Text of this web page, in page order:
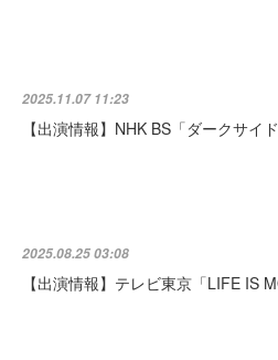
2025.11.07 11:23
【出演情報】NHK BS「ダークサイ
2025.08.25 03:08
【出演情報】テレビ東京「LIFE IS